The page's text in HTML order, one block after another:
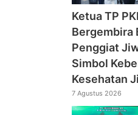
‎Ketua TP
Bergembira
Penggiat
Simbol
Kesehatan
7 Agustus 2026